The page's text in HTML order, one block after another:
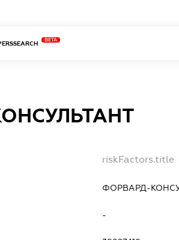
BETA
riskFactors.title
ФОРВАРД-
-